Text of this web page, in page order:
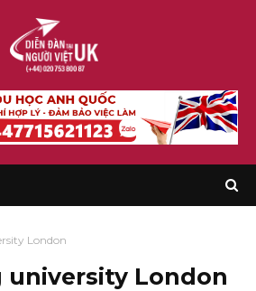
London
university London